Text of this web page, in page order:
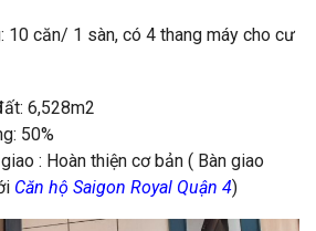
căn/ 1 sàn, có 4 thang máy cho cư
6,528m2
50%
: Hoàn thiện cơ bản ( Bàn giao
Căn hộ Saigon Royal Quận 4)